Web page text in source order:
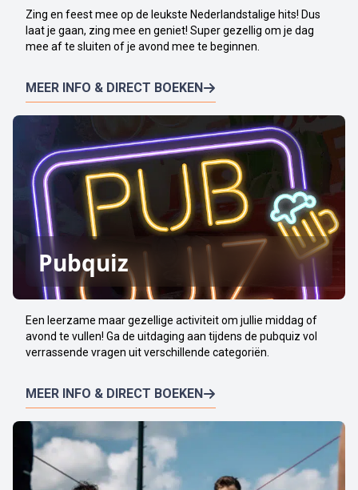
Zing en feest mee op de leukste Nederlandstalige hits! Dus
laat je gaan, zing mee en geniet! Super gezellig om je dag
mee af te sluiten of je avond mee te beginnen.
MEER INFO & DIRECT BOEKEN
Pubquiz
Een leerzame maar gezellige activiteit om jullie middag of
avond te vullen! Ga de uitdaging aan tijdens de pubquiz vol
verrassende vragen uit verschillende categoriën.
MEER INFO & DIRECT BOEKEN